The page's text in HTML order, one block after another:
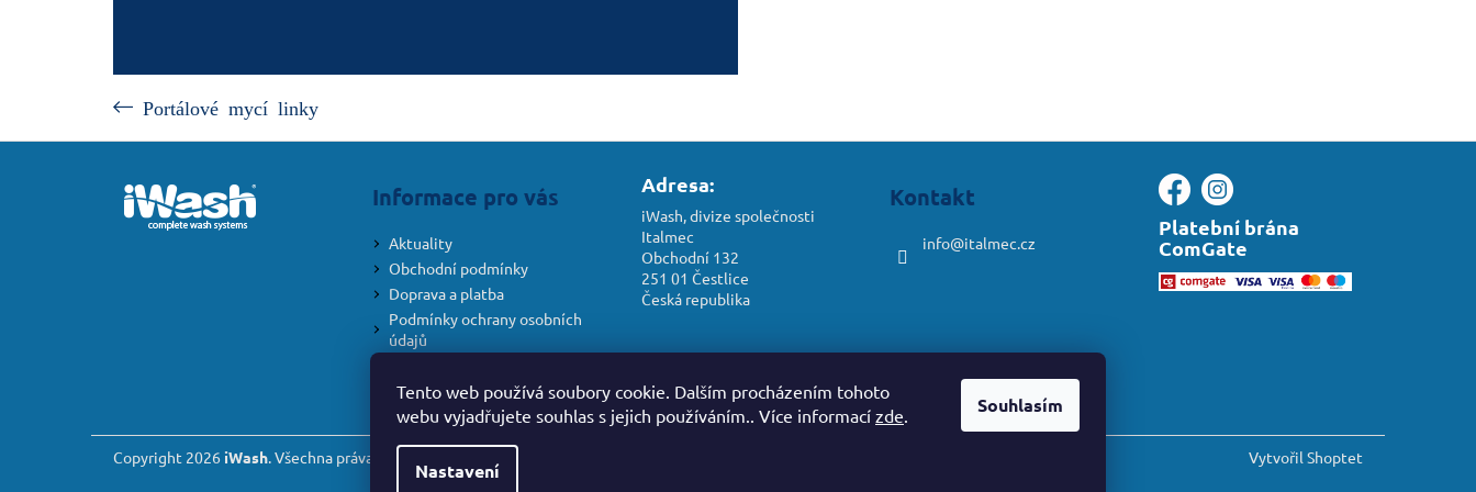
Tento web používá soubory cookie. Dalším procházením tohoto
webu vyjadřujete souhlas s jejich používáním.. Více informací zde.
Nastavení
Souhlasím
Portálové mycí linky
Informace pro vás
Aktuality
Obchodní podmínky
Doprava a platba
Podmínky ochrany osobních
údajů
smlouvy
Adresa:
iWash, divize společnosti
Italmec
Obchodní 132
251 01 Čestlice
Česká republika
Kontakt
info@italmec.cz
Platební brána
ComGate
Vytvořil Shoptet
Copyright 2026 iWash. Všechna práva vyhrazena.